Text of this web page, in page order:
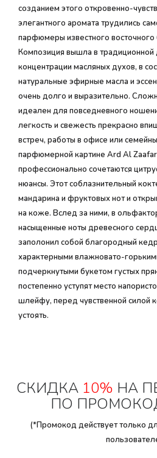
созданием этого откровенно-
элегантного аромата трудились
парфюмеры известного
Композиция вышла в традиционной
концентрации масляных духов, в
натуральные эфирные масла и
очень долго и выразительно.
идеален для повседневного
легкость и свежесть прекрасно
встреч, работы в офисе или
парфюмерной картине Ard Al
профессионально сочетаются
нюансы. Этот соблазнительный
мандарина и фруктовых нот и
на коже. Вслед за ними, в
насыщенные ноты древесного
заполонил собой благородный
характерными влажновато-
подчеркнутыми букетом густых
постепенно уступят место
шлейфу, перед чувственной силой
устоять.
СКИДКА 10% НА
ПО
(*Промокод действует только